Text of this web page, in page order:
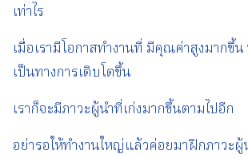
เท่าไร
เมื่อเรามีโอกาสทำงานที่ มีคุณค่าสูงมากขึ้
เป็นทางการเติบโตขึ้น
เราก็จะมีภาวะผู้นำที่เก่งมากขึ้นตามไปอีก
อย่ารอให้ทำงานใหญ่แล้วค่อยมาฝึกภาวะผู้